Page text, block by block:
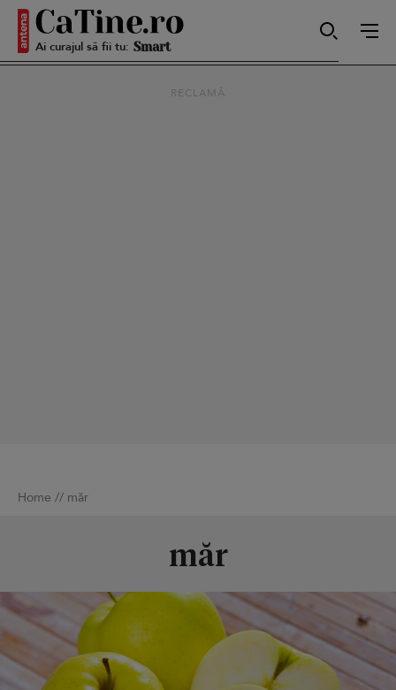
Ai curajul să fii tu: Smart
RECLAMĂ
Home // măr
măr